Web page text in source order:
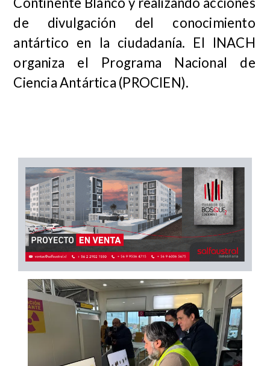
de divulgación del conocimiento
antártico en la ciudadanía. El INACH
organiza el Programa Nacional de
Ciencia Antártica (PROCIEN).